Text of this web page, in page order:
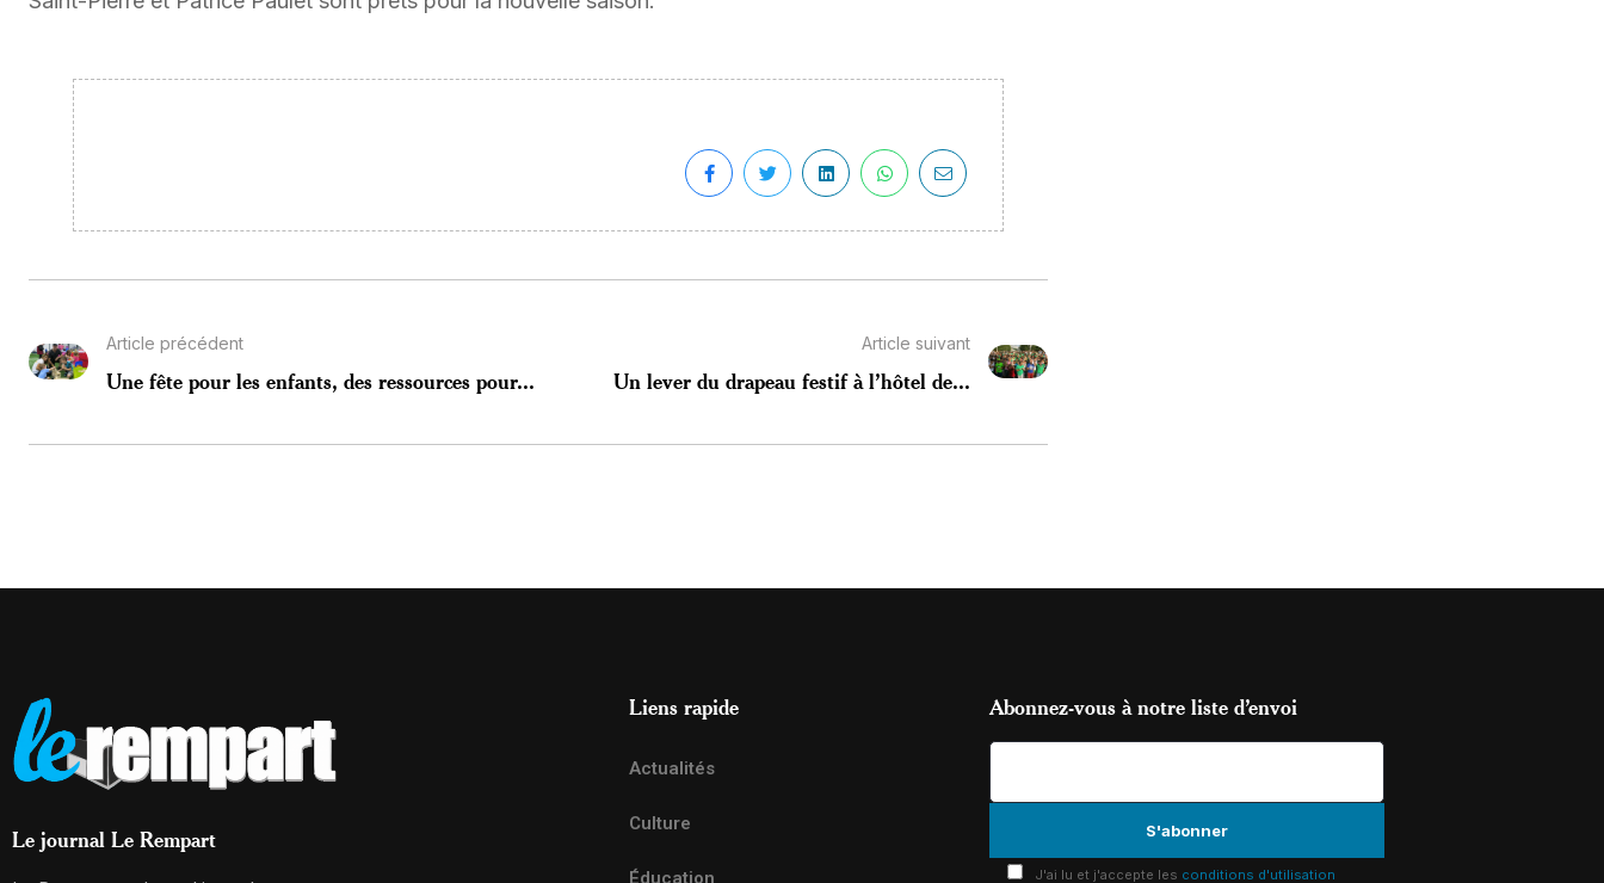
Article précédent
Une fête pour les enfants, des ressources pour...
Article suivant
Un lever du drapeau festif à l’hôtel de...
Le journal Le Rempart
Liens rapide
Actualités
Culture
Éducation
Abonnez-vous à notre liste d’envoi
J'ai lu et j'accepte les conditions d'utilisation